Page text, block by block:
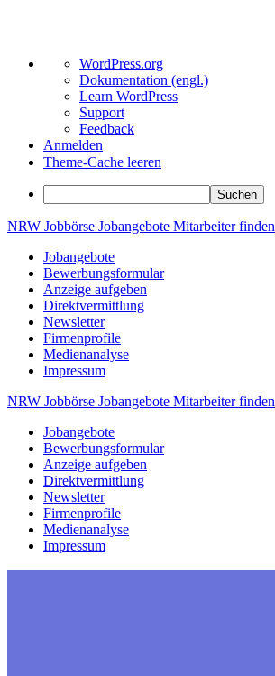
Über
WordPress
WordPress.org
Dokumentation (engl.)
Learn WordPress
Support
Feedback
Anmelden
Theme-Cache leeren
Suchen
Zum
springen
NRW Jobbörse Jobangebote Mitarbeiterfinden
Jobangebote
Bewerbungsformular
Anzeige aufgeben
Direktvermittlung
Newsletter
Firmenprofile
Medienanalyse
Impressum
NRW Jobbörse Jobangebote Mitarbeiterfinden
Jobangebote
Bewerbungsformular
Anzeige aufgeben
Direktvermittlung
Newsletter
Firmenprofile
Medienanalyse
Impressum